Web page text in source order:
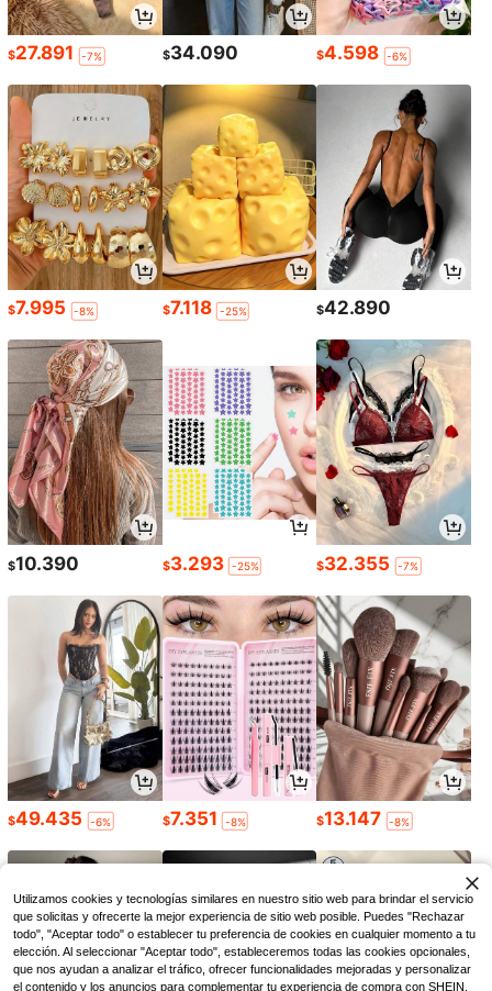
$27.891 -7% $34.090 $4.598 -6%
$7.995 -8% $7.118 -25% $42.890
$10.390 $3.293 -25% $32.355 -7%
$49.435 -6% $7.351 -8% $13.147 -8%
Utilizamos cookies y tecnologías similares en nuestro sitio web para brindar el servicio
que solicitas y ofrecerte la mejor experiencia de sitio web posible. Puedes "Rechazar
todo", "Aceptar todo" o establecer tu preferencia de cookies en cualquier momento a tu
elección. Al seleccionar "Aceptar todo", estableceremos todas las cookies opcionales,
que nos ayudan a analizar el tráfico, ofrecer funcionalidades mejoradas y personalizar
el contenido y los anuncios para complementar tu experiencia de compra con SHEIN.